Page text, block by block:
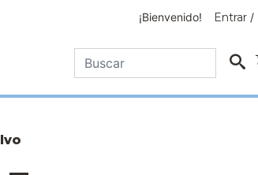
¡Bienvenido! Entrar /